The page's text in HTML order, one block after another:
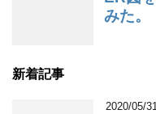
新着記事
2020/05/31